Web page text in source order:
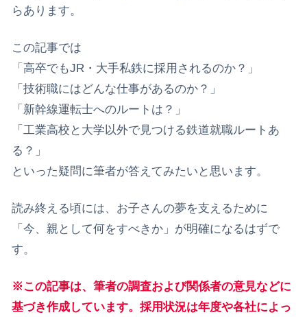
らあります。
​この記事では
​「高卒でもJR・大手私鉄に採用されるのか？」
​「技術職にはどんな仕事があるのか？」
​「新幹線運転士へのルートは？」
「工業高校と大学以外で見つける鉄道就職ルートあ
る？」
​といった疑問に筆者が答えてみたいと思います。
読み終える頃には、お子さんの夢を支えるために
「今、親として何をすべきか」が明確になるはずで
す。
※この記事は、筆者の調査および関係者の意見などに
基づき作成しています。採用状況は年度や各社によっ